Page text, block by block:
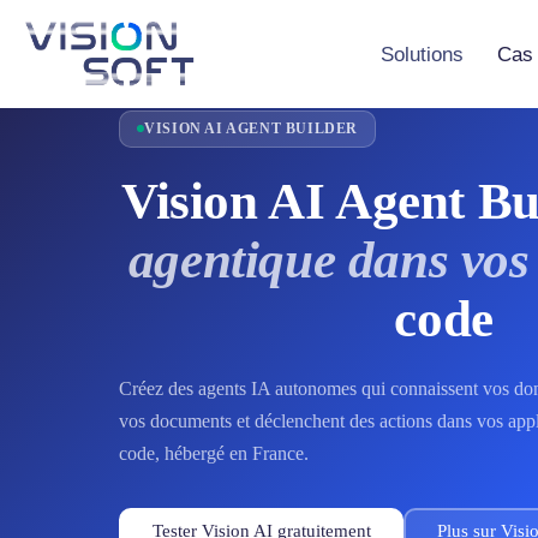
Solutions
Vision AI Maker
Vision Plans
Vision AI Agent
Cas
VISION AI AGENT BUILDER
Vision AI Agent
agentique dans
code
Créez des agents IA autonomes qui connaissent vos
vos documents et déclenchent des actions dans vos
code, hébergé en France.
Tester Vision AI gratuitement Plus sur